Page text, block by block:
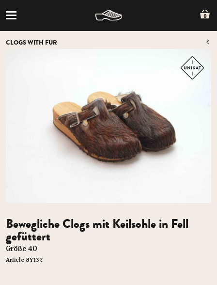
0
CLOGS WITH FUR
Bewegliche Clogs mit Keilsohle in Fell
gefüttert
Größe 40
Article 8Y132